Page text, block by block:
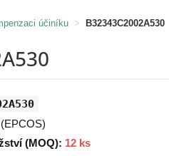
účiníku > B32343C2002A530
(MOQ): 12 ks